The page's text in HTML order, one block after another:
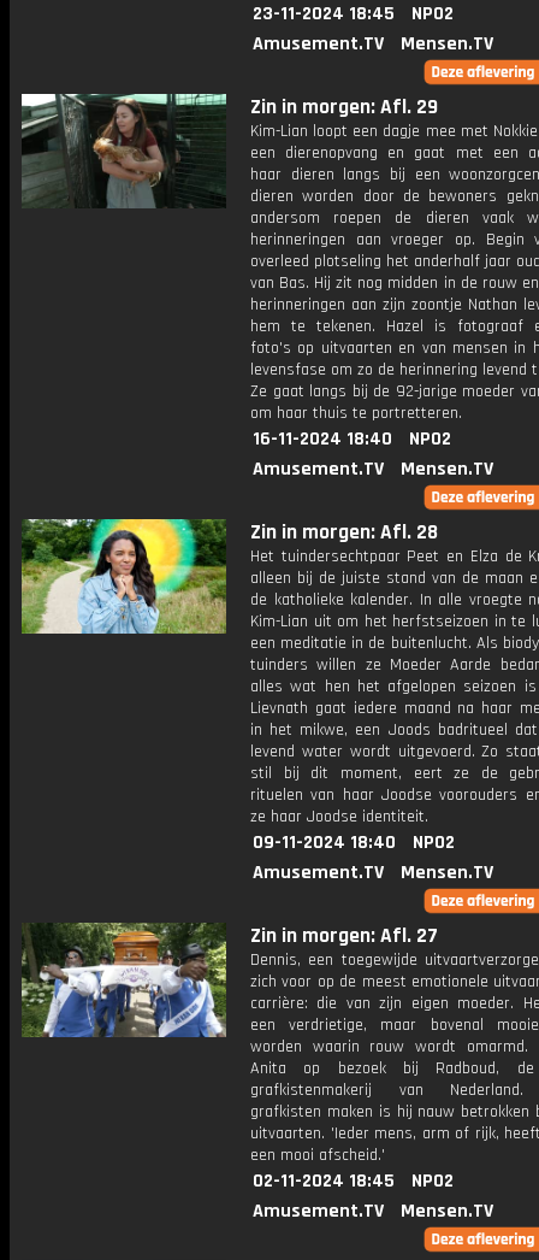
23-11-2024 18:45
NPO2
Amusement.TV
Mensen.TV
Zin in morgen: Afl. 29
Kim-Lian loopt een dagje mee met
een dierenopvang en gaat met een
haar dieren langs bij een
dieren worden door de bewoners
andersom roepen de dieren vaak
herinneringen aan vroeger op. Begin
overleed plotseling het anderhalf jaar
van Bas. Hij zit nog midden in de rouw
herinneringen aan zijn zoontje Nathan
hem te tekenen. Hazel is fotograaf
foto's op uitvaarten en van mensen in
levensfase om zo de herinnering levend
Ze gaat langs bij de 92-jarige moeder
om haar thuis te portretteren.
16-11-2024 18:40
NPO2
Amusement.TV
Mensen.TV
Zin in morgen: Afl. 28
Het tuindersechtpaar Peet en Elza de
alleen bij de juiste stand van de maan
de katholieke kalender. In alle vroegte
Kim-Lian uit om het herfstseizoen in te
een meditatie in de buitenlucht. Als
tuinders willen ze Moeder Aarde
alles wat hen het afgelopen seizoen is
Lievnath gaat iedere maand na haar
in het mikwe, een Joods badritueel
levend water wordt uitgevoerd. Zo
stil bij dit moment, eert ze de
rituelen van haar Joodse voorouders
ze haar Joodse identiteit.
09-11-2024 18:40
NPO2
Amusement.TV
Mensen.TV
Zin in morgen: Afl. 27
Dennis, een toegewijde
zich voor op de meest emotionele
carrière: die van zijn eigen moeder.
een verdrietige, maar bovenal
worden waarin rouw wordt omarmd.
Anita op bezoek bij Radboud, de
grafkistenmakerij van Nederland.
grafkisten maken is hij nauw betrokken
uitvaarten. 'Ieder mens, arm of rijk,
een mooi afscheid.'
02-11-2024 18:45
NPO2
Amusement.TV
Mensen.TV